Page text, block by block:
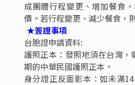
然，室內古樸典雅；雅緻客房
適的環境，經濟實惠的價位，
居住選擇。